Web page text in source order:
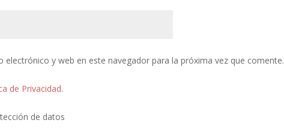
electrónico y web en este navegador para la próxima vez que comente.
de Privacidad.
de datos